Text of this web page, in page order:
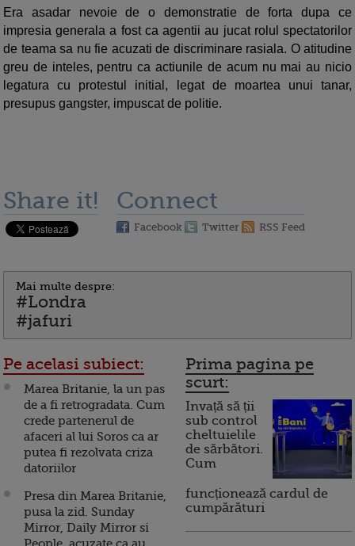
Era asadar nevoie de o demonstratie de forta dupa ce
impresia generala a fost ca agentii au jucat rolul spectatorilor
de teama sa nu fie acuzati de discriminare rasiala. O atitudine
greu de inteles, pentru ca actiunile de acum nu mai au nicio
legatura cu protestul initial, legat de moartea unui tanar,
presupus gangster, impuscat de politie.
Share it! Connect
Facebook Twitter RSS Feed
Mai multe despre:
#Londra
#jafuri
Pe acelasi subiect:
Marea Britanie, la un pas
de a fi retrogradata. Cum
crede partenerul de
afaceri al lui Soros ca ar
putea fi rezolvata criza
datoriilor
Presa din Marea Britanie,
pusa la zid. Sunday
Mirror, Daily Mirror si
Prima pagina pe
scurt:
Invață să ții
sub control
cheltuielile
de sărbători.
Cum
funcționează cardul de
cumpărături